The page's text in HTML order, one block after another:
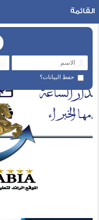
حفظ البيانات؟
القائمة